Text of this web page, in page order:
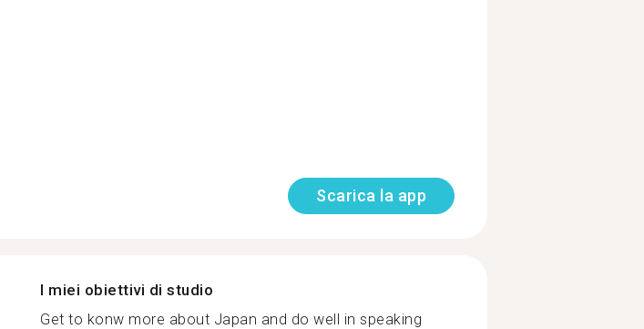
Scarica la app
I miei obiettivi di studio
Get to konw more about Japan and do well in speaking